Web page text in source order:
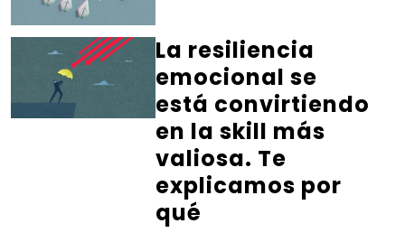
La resiliencia
emocional se
está convirtiendo
en la skill más
valiosa. Te
explicamos por
qué